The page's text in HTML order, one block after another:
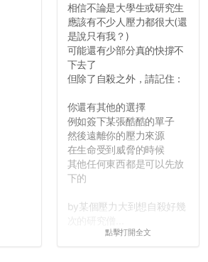
相信不論是大學生或研究生
應該有不少人壓力都很大(還
是說只有我？)
可能還有少部分真的快撐不
下去了
但除了自殺之外，請記住：
你還有其他的選擇
例如簽下某張酷酷的單子
然後遠離你的壓力來源
在生命受到威脅的時候
其他任何東西都是可以先放
下的
by某個壓力大到想自殺好幾
點擊打開全文